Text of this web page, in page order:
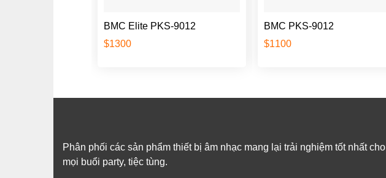
BMC Elite PKS-9012
$1300
BMC PKS-9012
$1100
Phân phối các sản phẩm thiết bị âm nhạc mang lại trải nghiệm tốt nhất cho
mọi buổi party, tiệc tùng.